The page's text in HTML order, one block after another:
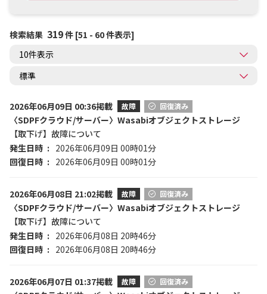
検索結果 319件 [51 - 60 件表示]
2026年06月09日 00:36掲載 故障 回復済み
〈SDPFクラウド/サーバー〉Wasabiオブジェクトストレージ
【取下げ】故障について
発生日時
2026年06月09日 00時01分
回復日時
2026年06月09日 00時01分
2026年06月08日 21:02掲載 故障 回復済み
〈SDPFクラウド/サーバー〉Wasabiオブジェクトストレージ
【取下げ】故障について
発生日時
2026年06月08日 20時46分
回復日時
2026年06月08日 20時46分
2026年06月07日 01:37掲載 故障 回復済み